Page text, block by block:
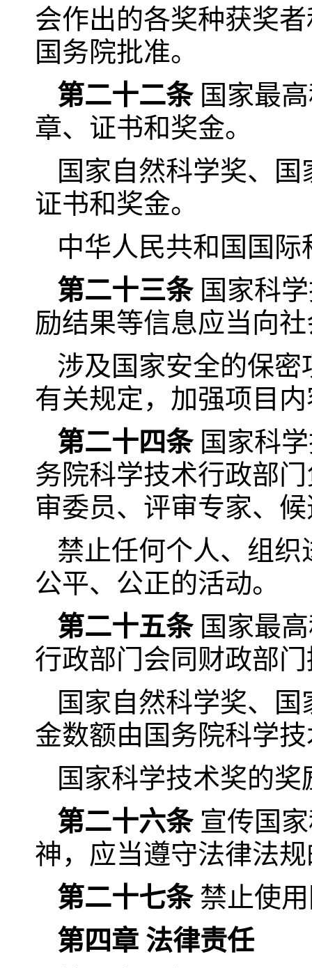
会作出的各奖种获奖
国务院批准。
第二十二条国家最高
章、证书和奖金。
国家自然科学奖、
证书和奖金。
中华人民共和国国
第二十三条国家科学
励结果等信息应当向
涉及国家安全的保
有关规定，加强项目
第二十四条国家科学
务院科学技术行政部
审委员、评审专家、
禁止任何个人、组
公平、公正的活动。
第二十五条国家最高
行政部门会同财政部
国家自然科学奖、
金数额由国务院科学
国家科学技术奖的
第二十六条宣传国家
神，应当遵守法律法
第二十七条禁止使用
第四章 法律责任